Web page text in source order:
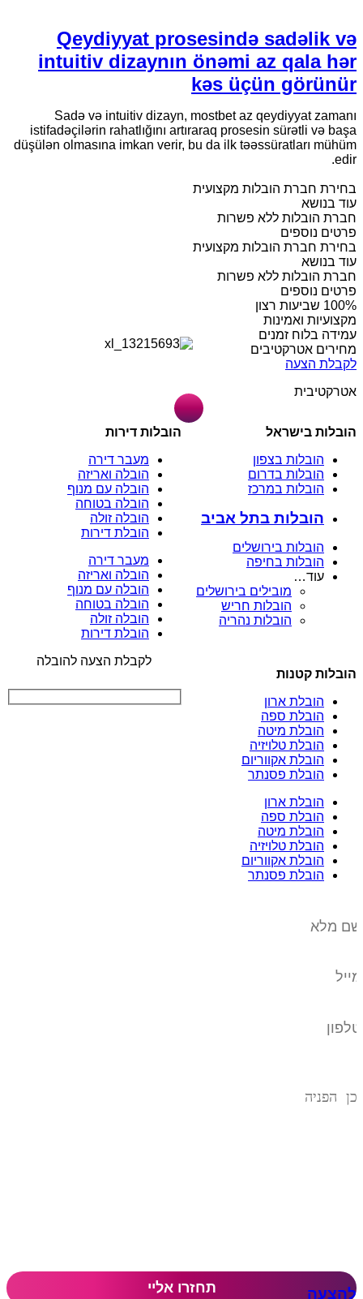
Qeydiyyat prosesində sadəlik və
intuitiv dizaynın önəmi az qala hər
kəs üçün görünür
Sadə və intuitiv dizayn, mostbet az qeydiyyat zamanı
istifadəçilərin rahatlığını artıraraq prosesin sürətli və başa
düşülən olmasına imkan verir, bu da ilk təəssüratları mühüm
edir.
בחירת חברת הובלות מקצועית
עוד בנושא
חברת הובלות ללא פשרות
פרטים נוספים
בחירת חברת הובלות מקצועית
עוד בנושא
חברת הובלות ללא פשרות
פרטים נוספים
מקצועיות ואמינות
עמידה בלוח זמנים
מחירים אטרקטיבים
לקבלת הצעה
אטרקטיבית
הובלות בישראל
הובלות בצפון
הובלות בדרום
הובלות במרכז
הובלות בתל אביב
הובלות בירושלים
הובלות בחיפה
עוד…
מובילים בירושלים
הובלות חריש
הובלות נהריה
הובלות דירות
מעבר דירה
הובלה ואריזה
הובלה עם מנוף
הובלה בטוחה
הובלה זולה
הובלת דירות
מעבר דירה
הובלה ואריזה
הובלה עם מנוף
הובלה בטוחה
הובלה זולה
הובלת דירות
הובלות קטנות
הובלת ארון
הובלת ספה
הובלת מיטה
הובלת טלויזיה
הובלת אקווריום
הובלת פסנתר
הובלת ארון
הובלת ספה
הובלת מיטה
הובלת טלויזיה
הובלת אקווריום
הובלת פסנתר
לקבלת הצעה להובלה
להצעה